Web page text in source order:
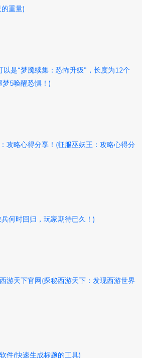
重量)
是“梦魇续集：恐怖升级”，长度为12个
5唤醒恐惧！)
攻略心得分享！(征服巫妖王：攻略心得分
何时回归，玩家期待已久！)
游天下官网(探秘西游天下：发现西游世界
件(快速生成标题的工具)